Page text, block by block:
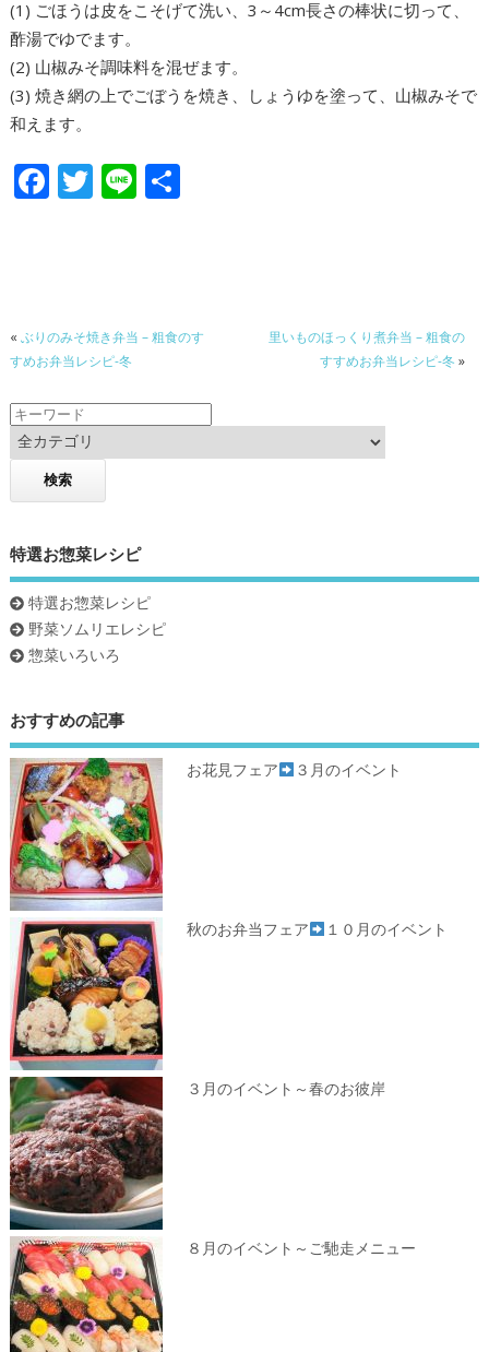
(1) ごほうは皮をこそげて洗い、3～4cm長さの棒状に切って、
酢湯でゆでます。
(2) 山椒みそ調味料を混ぜます。
(3) 焼き網の上でごぼうを焼き、しょうゆを塗って、山椒みそで
和えます。
F
o
o
k
T Li 共
« ぶりのみそ焼き弁当 – 粗食のす
すめお弁当レシピ-冬
里いものほっくり煮弁当 – 粗食の
すすめお弁当レシピ-冬 »
特選お惣菜レシピ
特選お惣菜レシピ
野菜ソムリエレシピ
惣菜いろいろ
おすすめの記事
お花見フェア ３月のイベント
秋のお弁当フェア １０月のイベント
３月のイベント～春のお彼岸
８月のイベント～ご馳走メニュー